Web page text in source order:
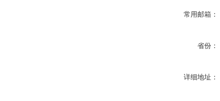
常用邮箱：
省份：
详细地址：